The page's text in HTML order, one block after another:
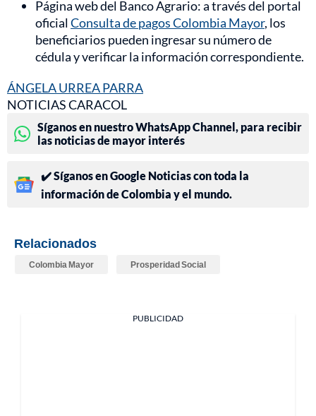
Página web del Banco Agrario: a través del portal
oficialConsulta de pagos Colombia Mayor, los
beneficiarios pueden ingresar su número de
cédula y verificar la información correspondiente.
ÁNGELA URREA PARRA
NOTICIAS CARACOL
Síganos en nuestro WhatsApp Channel, para recibir
las noticias de mayor interés
✔️ Síganos en Google Noticias con toda la
información de Colombia y el mundo.
Relacionados
Colombia Mayor Prosperidad Social
PUBLICIDAD